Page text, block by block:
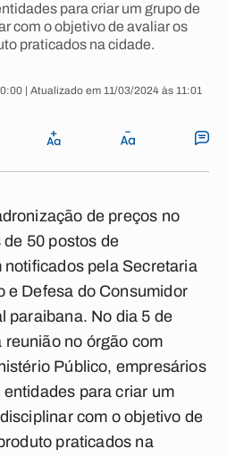
para criar um grupo de
com o objetivo de avaliar os
praticados na cidade.
| Atualizado em 11/03/2024 às 11:01
de preços no
de 50 postos de
pela Secretaria
e Defesa do Consumidor
paraibana. No dia 5 de
no órgão com
Público, empresários
para criar um
com o objetivo de
praticados na